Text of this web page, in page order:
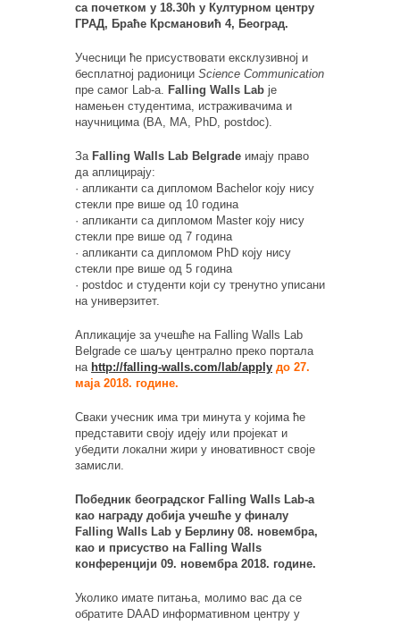
са почетком у 18.30h у Културном центру
ГРАД, Браће Крсмановић 4, Београд.
Учесници ће присуствовати ексклузивној и
бесплатној радионици Science Communication
пре самог Lab-а. Falling Walls Lab је
намењен студентима, истраживачима и
научницима (BA, MA, PhD, postdoc).
За Falling Walls Lab Belgrade имају право
да аплицирају:
· апликанти са дипломом Bachelor коју нису
стекли пре више од 10 година
· апликанти са дипломом Master коју нису
стекли пре више од 7 година
· апликанти са дипломом PhD коју нису
стекли пре више од 5 година
· postdoc и студенти који су тренутно уписани
на универзитет.
Апликације за учешће на Falling Walls Lab
Belgrade се шаљу централно преко портала
на http://falling-walls.com/lab/apply до 27.
маја 2018. године.
Сваки учесник има три минута у којима ће
представити своју идеју или пројекат и
убедити локални жири у иновативност своје
замисли.
Победник београдског Falling Walls Lab-а
као награду добија учешће у финалу
Falling Walls Lab у Берлину 08. новембра,
као и присуство на Falling Walls
конференцији 09. новембра 2018. године.
Уколико имате питања, молимо вас да се
обратите DAAD информативном центру у